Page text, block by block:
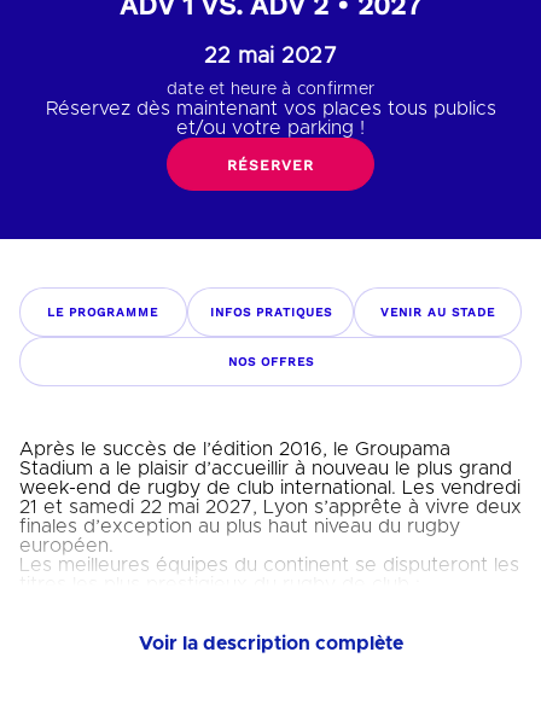
22 mai 2027
date et heure à confirmer
Réservez dès maintenant vos places tous publics
et/ou votre parking !
RÉSERVER
LE PROGRAMME INFOS PRATIQUES VENIR AU STADE
NOS OFFRES
Après le succès de l’édition 2016, le Groupama
Stadium a le plaisir d’accueillir à nouveau le plus grand
week-end de rugby de club international. Les vendredi
21 et samedi 22 mai 2027, Lyon s’apprête à vivre deux
finales d’exception au plus haut niveau du rugby
européen.
Les meilleures équipes du continent se disputeront les
La billetterie est ouverte. Retrouvez toutes les
Voir la description complète